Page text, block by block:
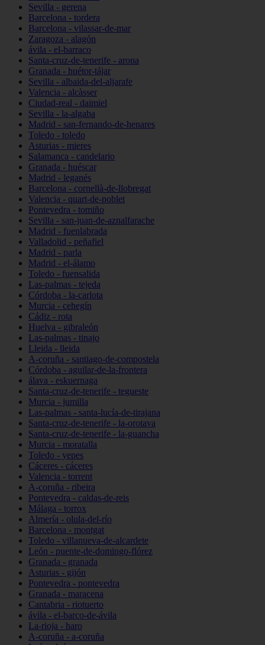
Sevilla - gerena
Barcelona - tordera
Barcelona - vilassar-de-mar
Zaragoza - alagón
ávila - el-barraco
Santa-cruz-de-tenerife - arona
Granada - huétor-tájar
Sevilla - albaida-del-aljarafe
Valencia - alcàsser
Ciudad-real - daimiel
Sevilla - la-algaba
Madrid - san-fernando-de-henares
Toledo - toledo
Asturias - mieres
Salamanca - candelario
Granada - huéscar
Madrid - leganés
Barcelona - cornellà-de-llobregat
Valencia - quart-de-poblet
Pontevedra - tomiño
Sevilla - san-juan-de-aznalfarache
Madrid - fuenlabrada
Valladolid - peñafiel
Madrid - parla
Madrid - el-álamo
Toledo - fuensalida
Las-palmas - tejeda
Córdoba - la-carlota
Murcia - cehegín
Cádiz - rota
Huelva - gibraleón
Las-palmas - tinajo
Lleida - lleida
A-coruña - santiago-de-compostela
Córdoba - aguilar-de-la-frontera
álava - eskuernaga
Santa-cruz-de-tenerife - tegueste
Murcia - jumilla
Las-palmas - santa-lucía-de-tirajana
Santa-cruz-de-tenerife - la-orotava
Santa-cruz-de-tenerife - la-guancha
Murcia - moratalla
Toledo - yepes
Cáceres - cáceres
Valencia - torrent
A-coruña - ribeira
Pontevedra - caldas-de-reis
Málaga - torrox
Almería - olula-del-río
Barcelona - montgat
Toledo - villanueva-de-alcardete
León - puente-de-domingo-flórez
Granada - granada
Asturias - gijón
Pontevedra - pontevedra
Granada - maracena
Cantabria - riotuerto
ávila - el-barco-de-ávila
La-rioja - haro
A-coruña - a-coruña